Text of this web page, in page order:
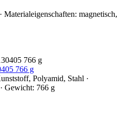
Materialeigenschaften: magnetisch,
766 g
Polyamid, Stahl ·
Gewicht: 766 g